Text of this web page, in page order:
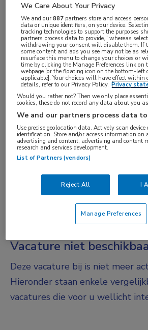
Zorgmanagement
FUNCTIE
Zorgmanager
BRANCHE
Instelling/tehuis
AANSTELLING
Tijdelijk met uitzicht op vast
PLAATSINGSDATUM
28 juni 2024
NIVEAU
HBO
DIENSTVERBAND
Vacature niet
Deze vacature bij is niet meer
Hieronder staan enkele
vacatures die voor u wellicht
We Care About Your Privacy
We and our887 partners store and access
data or unique identifiers, on your device.
tracking technologies to support the purposes
partners process data to provide," whereas
withdrawing your consent will disable them. If
some content and ads you see may not be as
resurface this menu to change your choices or
time by clicking the Manage Preferences link on
webpage [or the floating icon on the bottom-left
applicable]. Your choices will have effect within
details, refer to our Privacy Policy. Privacy
Would you rather not? Then we only place
cookies, these do not record any data about you
We and our partners process data
Use precise geolocation data. Actively scan
identification. Store and/or access information on
advertising and content, advertising and content
research and services development.
List of Partners (vendors)
Reject All I
Manage Preferences